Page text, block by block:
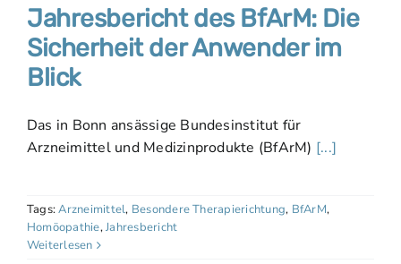
Jahresbericht des BfArM: Die
Sicherheit der Anwender im
Blick
Das in Bonn ansässige Bundesinstitut für
Arzneimittel und Medizinprodukte (BfArM) [...]
Tags:Arzneimittel, Besondere Therapierichtung, BfArM,
Homöopathie,Jahresbericht
Weiterlesen